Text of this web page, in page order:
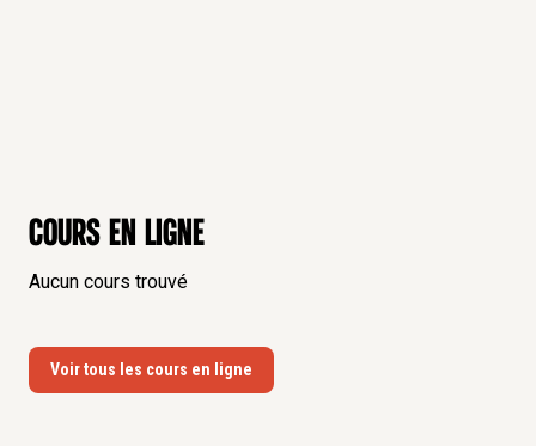
Cours en ligne
Aucun cours trouvé
Voir tous les cours en ligne